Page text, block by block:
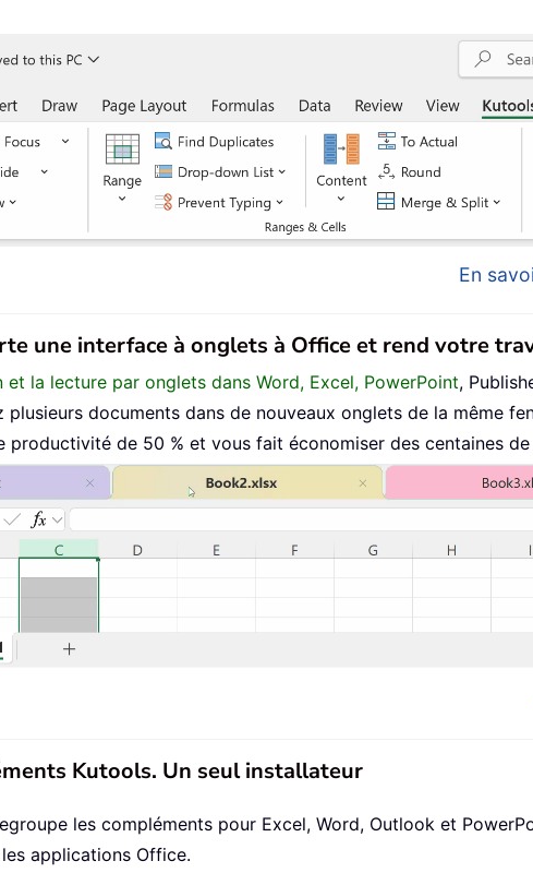
En
une interface à onglets à Office et rend votre
et la lecture par onglets dans Word, Excel, PowerPoint,
plusieurs documents dans de nouveaux onglets de la même
productivité de 50 % et vous fait économiser des centaines
Kutools. Un seul installateur
les compléments pour Excel, Word, Outlook et
applications Office.